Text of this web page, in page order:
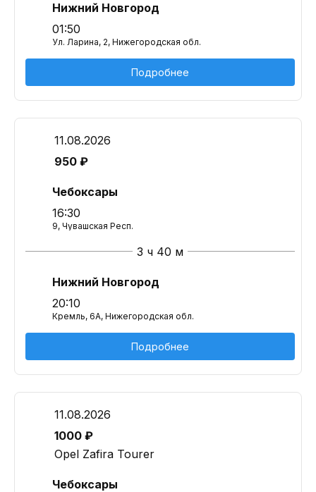
Нижний Новгород
01:50
Ул. Ларина, 2, Нижегородская обл.
Подробнее
11.08.2026
950 ₽
Чебоксары
16:30
9, Чувашская Респ.
3 ч 40 м
Нижний Новгород
20:10
Кремль, 6А, Нижегородская обл.
Подробнее
11.08.2026
1000 ₽
Opel Zafira Tourer
Чебоксары